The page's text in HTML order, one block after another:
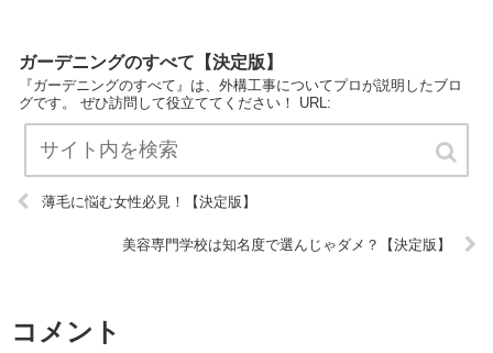
ガーデニングのすべて【決定版】
『ガーデニングのすべて』は、外構工事についてプロが説明したブロ
グです。 ぜひ訪問して役立ててください！ URL:
薄毛に悩む女性必見！【決定版】
美容専門学校は知名度で選んじゃダメ？【決定版】
コメント